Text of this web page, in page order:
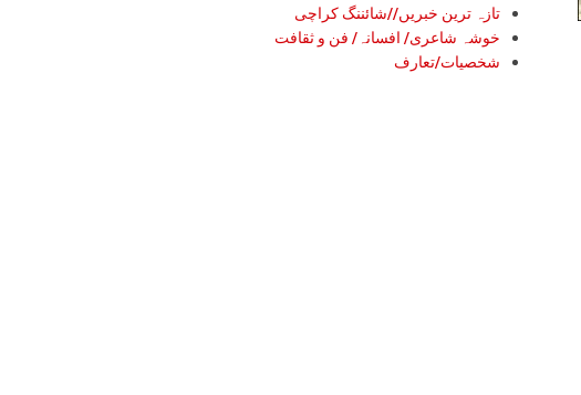
تازہ ترین خبریں//شائننگ کراچی
خوشہ شاعری/ افسانہ/ فن و ثقافت
شخصیات/تعارف